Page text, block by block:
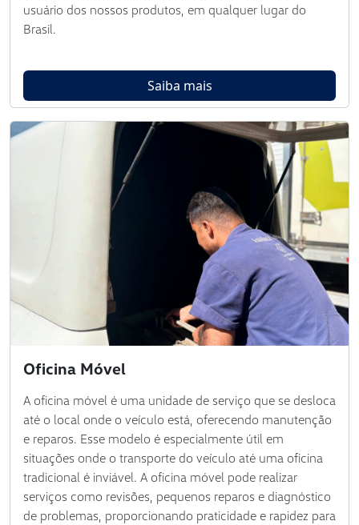
usuário dos nossos produtos, em qualquer lugar do
Brasil.
Saiba mais
Oficina Móvel
A oficina móvel é uma unidade de serviço que se desloca
até o local onde o veículo está, oferecendo manutenção
e reparos. Esse modelo é especialmente útil em
situações onde o transporte do veículo até uma oficina
tradicional é inviável. A oficina móvel pode realizar
serviços como revisões, pequenos reparos e diagnóstico
de problemas, proporcionando praticidade e rapidez para